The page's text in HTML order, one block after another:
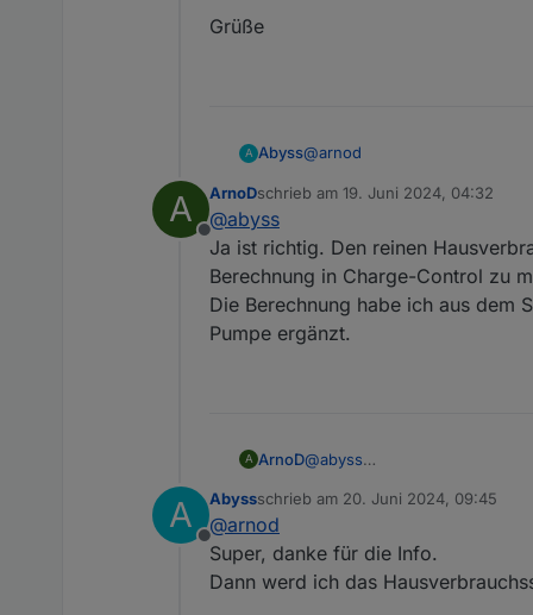
Das Ergebnis wird
Script Charge-Control
Grüße
A Abyss@arnod
Vielen Dank für das Update.
Sehe ich das richtig, da du
das separate
Grüße
A
Offline
ArnoDschrieb am 19. Juni 2024, 04:32
zuletzt editiert von
@abyss
Ja ist richtig. Den reinen
Berechnung in Charge-Control zu
Die Berechnung habe ich aus dem
Pumpe ergänzt.
A ArnoD@abyss
Berechnung in Charge-
ergänzt.
A
Offline
Abyssschrieb am 20. Juni 2024, 09:45
zuletzt editiert von
@arnod
Super, danke für die Info.
Dann werd ich das